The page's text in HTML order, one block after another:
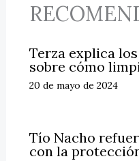
Terza explica
sobre cómo
20 de mayo de 2024
Tío Nacho
con la